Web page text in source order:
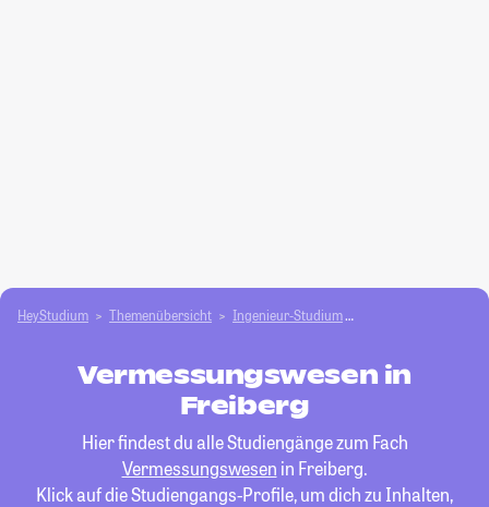
HeyStudium Themenübersicht Ingenieur-Studium
Vermessungswesen in
Freiberg
Hier findest du alle Studiengänge zum Fach
Vermessungswesen in Freiberg.
Klick auf die Studiengangs-Profile, um dich zu Inhalten,